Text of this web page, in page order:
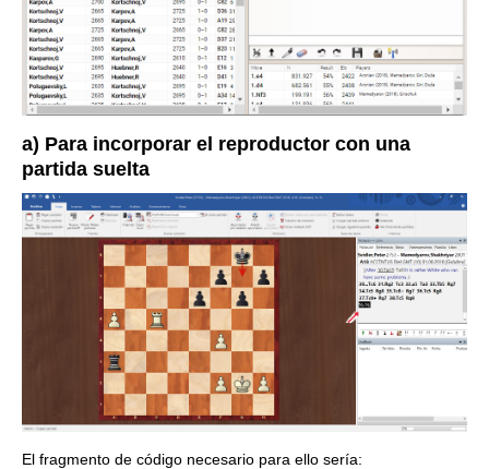
a) Para incorporar el reproductor con una
partida suelta
El fragmento de código necesario para ello sería: